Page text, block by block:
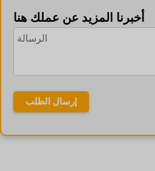
أخبرنا المزيد عن عملك هنا